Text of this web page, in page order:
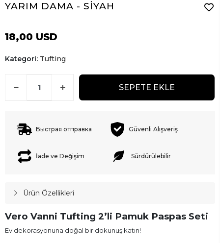
YARIM DAMA - SİYAH
18,00 USD
Kategori: Tufting
SEPETE EKLE
Быстрая отправка Güvenli Alışveriş
İade ve Değişim Sürdürülebilir
Ürün Özellikleri
Vero Vanni Tufting 2’li Pamuk Paspas Seti
Ev dekorasyonuna doğal bir dokunuş katın!